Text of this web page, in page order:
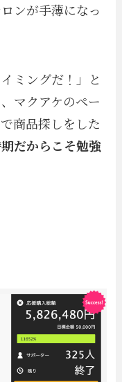
ンが手薄になっ
ミングだ！」と
マクアケのペー
商品探しをした
だからこそ勉強